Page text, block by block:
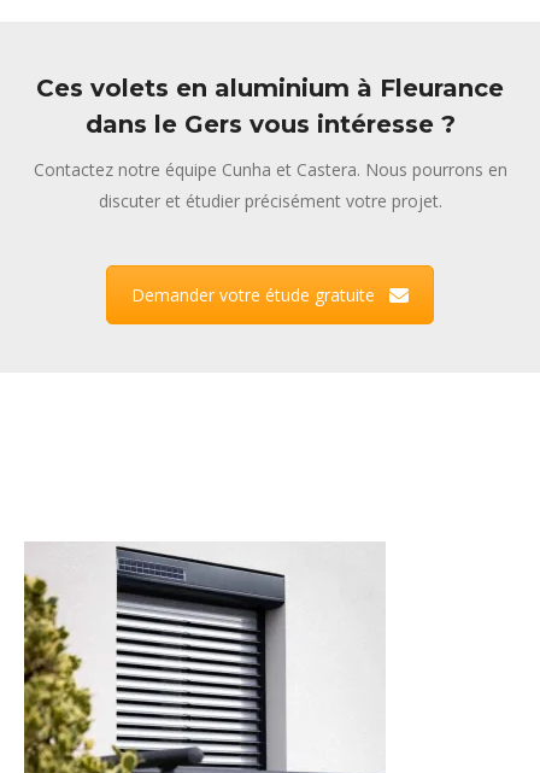
Ces volets en aluminium à Fleurance
dans le Gers vous intéresse ?
Contactez notre équipe Cunha et Castera. Nous pourrons en
discuter et étudier précisément votre projet.
Demander votre étude gratuite